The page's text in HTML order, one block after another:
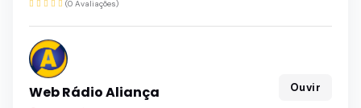
(0 Avaliações)
Web Rádio Aliança Ouvir